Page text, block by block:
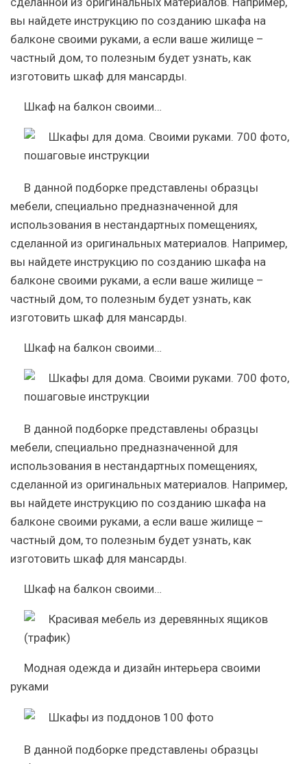
вы найдете инструкцию по созданию шкафа на
балконе своими руками, а если ваше жилище –
частный дом, то полезным будет узнать, как
изготовить шкаф для мансарды.
Шкаф на балкон своими…
В данной подборке представлены образцы
мебели, специально предназначенной для
использования в нестандартных помещениях,
сделанной из оригинальных материалов. Например,
вы найдете инструкцию по созданию шкафа на
балконе своими руками, а если ваше жилище –
частный дом, то полезным будет узнать, как
изготовить шкаф для мансарды.
Шкаф на балкон своими…
В данной подборке представлены образцы
мебели, специально предназначенной для
использования в нестандартных помещениях,
сделанной из оригинальных материалов. Например,
вы найдете инструкцию по созданию шкафа на
балконе своими руками, а если ваше жилище –
частный дом, то полезным будет узнать, как
изготовить шкаф для мансарды.
Шкаф на балкон своими…
Модная одежда и дизайн интерьера своими
руками
В данной подборке представлены образцы